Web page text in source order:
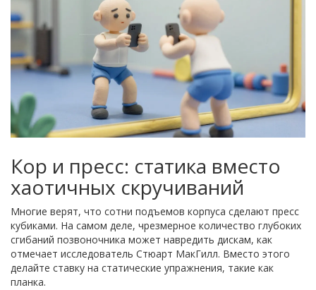
Кор и пресс: статика вместо
хаотичных скручиваний
Многие верят, что сотни подъемов корпуса сделают пресс
кубиками. На самом деле, чрезмерное количество глубоких
сгибаний позвоночника может навредить дискам, как
отмечает исследователь Стюарт МакГилл. Вместо этого
делайте ставку на статические упражнения, такие как
планка.